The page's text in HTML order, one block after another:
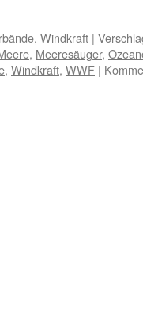
, Windkraft |
, Meeresäuger,
, Windkraft, WWF |